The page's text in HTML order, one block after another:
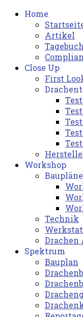
Home
Artikel
Tagebuch
Close Up
First
Workshop
Baupläne
Technik
Drachen
Spektrum
Bauplan